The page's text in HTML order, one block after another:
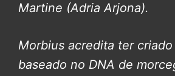
Martine (Adria Arjona).
Morbius acredita ter
baseado no DNA de